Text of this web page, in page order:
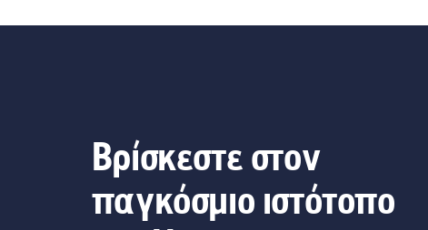
Βρίσκεστε στον
παγκόσμιο ιστότοπο